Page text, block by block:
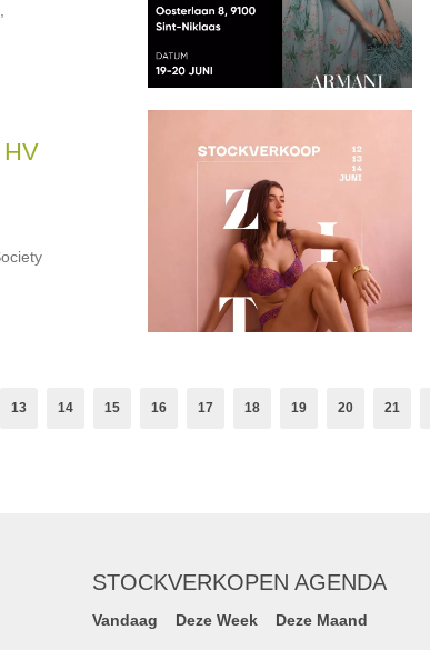
13 14 15 16 17 18 19 20 21
STOCKVERKOPEN AGENDA
Vandaag Deze Week Deze Maand